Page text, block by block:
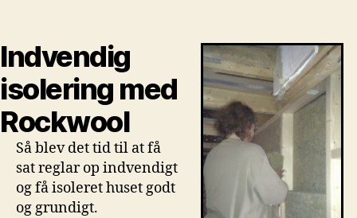
med
Rockwool
Indvendig
isolering med
Rockwool
Så blev det tid til at få
sat reglar op indvendigt
og få isoleret huset godt
og grundigt.